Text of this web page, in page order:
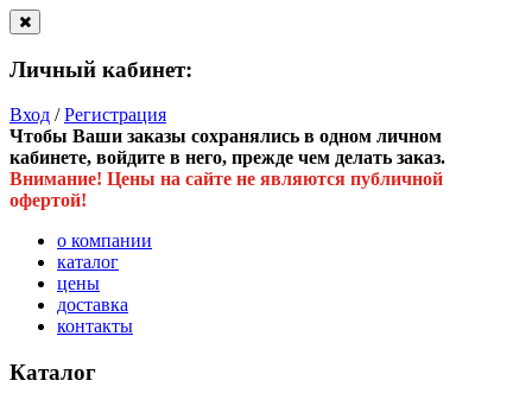
Личный кабинет:
Вход /Регистрация
Чтобы Ваши заказы сохранялись в одном личном
кабинете, войдите в него, прежде чем делать заказ.
Внимание! Цены на сайте не являются публичной
офертой!
о компании
каталог
цены
доставка
контакты
Каталог